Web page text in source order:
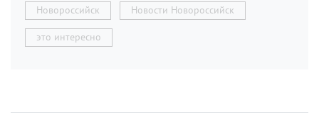
Новороссийск Новости Новороссийск
это интересно